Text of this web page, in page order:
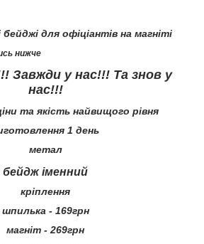
для офіціантів на магніті
нижче
Завжди у нас!!! Та знов у
нас!!!
та якість найвищого рівня
1 день
метал
бейдж іменний
кріплення
шпилька - 169грн
магніт - 269грн